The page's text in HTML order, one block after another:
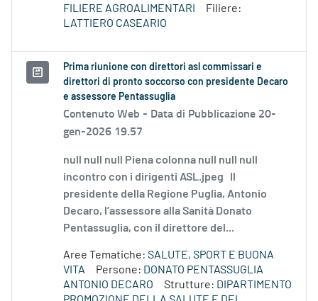
FILIERE AGROALIMENTARI
Filiere:
LATTIERO CASEARIO
Prima riunione con direttori asl commissari e
direttori di pronto soccorso con presidente Decaro
e assessore Pentassuglia
Contenuto Web - Data di Pubblicazione 20-
gen-2026 19.57
null null null Piena colonna null null null
incontro con i dirigenti ASL.jpeg Il
presidente della Regione Puglia, Antonio
Decaro, l’assessore alla Sanità Donato
Pentassuglia, con il direttore del...
Aree Tematiche: SALUTE, SPORT E BUONA
VITA
Persone: DONATO PENTASSUGLIA
ANTONIO DECARO
Strutture: DIPARTIMENTO